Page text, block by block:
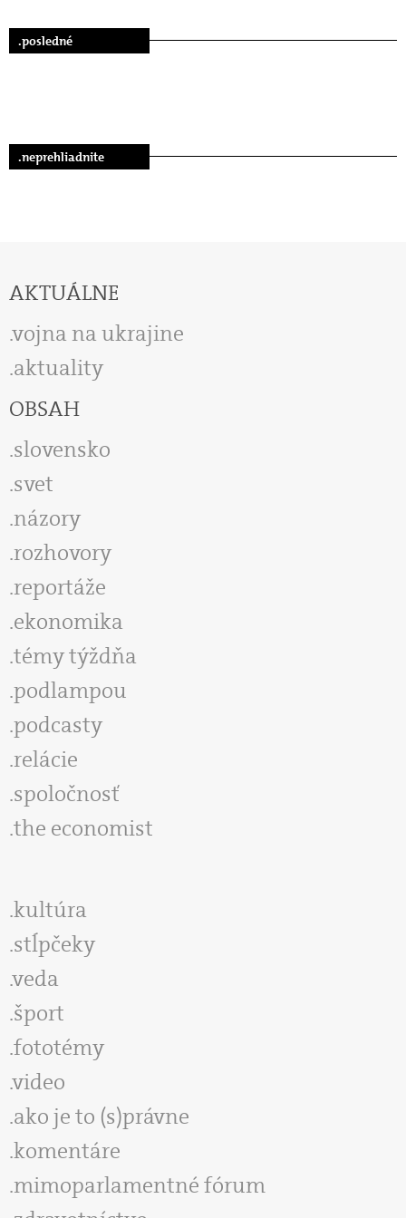
.posledné
.neprehliadnite
AKTUÁLNE
vojna na ukrajine
aktuality
OBSAH
slovensko
svet
názory
rozhovory
reportáže
ekonomika
témy týždňa
podlampou
podcasty
relácie
spoločnosť
the economist
kultúra
stĺpčeky
veda
šport
fototémy
video
ako je to (s)právne
komentáre
mimoparlamentné fórum